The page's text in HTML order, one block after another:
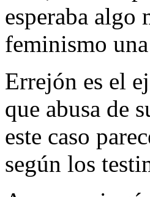
esperaba algo
feminismo
Errejón es el
que abusa de
este caso
según los